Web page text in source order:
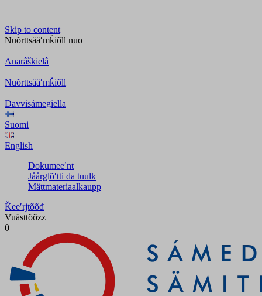
Skip to content
Nuõrttsääʹmǩiõll nuo
Anarâškielâ
Nuõrttsääʹmǩiõll
Davvisámegiella
Suomi
English
Dokumeeʹnt
Jåårǥlõʹtti da tuulk
Mättmateriaalkaupp
Ǩeeʹrjtõõđ
Vuästtõõzz
0